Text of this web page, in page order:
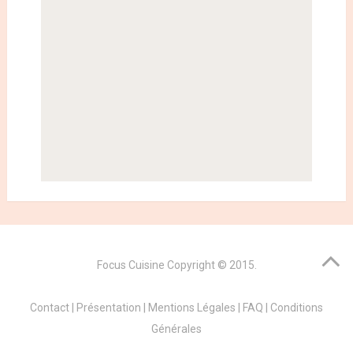
Focus Cuisine Copyright © 2015.
Contact | Présentation | Mentions Légales | FAQ | Conditions
Générales